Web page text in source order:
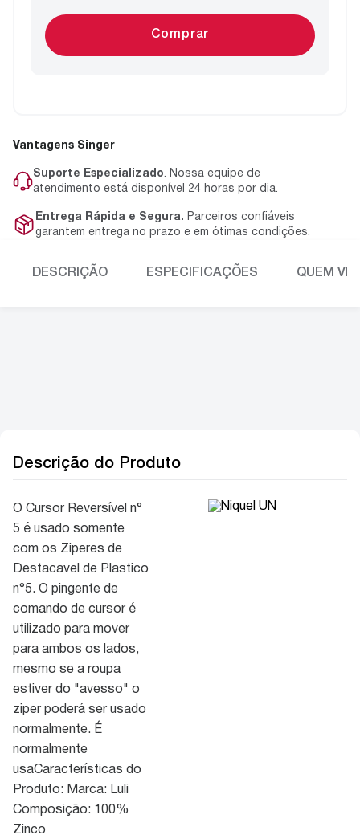
Comprar
Vantagens Singer
Suporte Especializado. Nossa equipe de
atendimento está disponível 24 horas por dia.
Entrega Rápida e Segura. Parceiros confiáveis
garantem entrega no prazo e em ótimas condições.
DESCRIÇÃO ESPECIFICAÇÕES QUEM
Descrição do Produto
O Cursor Reversível n°
5 é usado somente
com os Ziperes de
Destacavel de Plastico
n°5. O pingente de
comando de cursor é
utilizado para mover
para ambos os lados,
mesmo se a roupa
estiver do "avesso" o
ziper poderá ser usado
normalmente. É
normalmente
usaCaracterísticas do
Produto: Marca: Luli
Composição: 100%
Zinco